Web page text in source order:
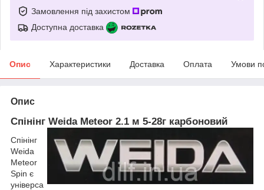
Замовлення під захистом
Доступна доставка
Опис Характеристики Доставка Оплата Умови
Опис
Спінінг Weida Meteor 2.1 м 5-28г карбоновий
Спінінг
Weida
Meteor
Spin є
універса